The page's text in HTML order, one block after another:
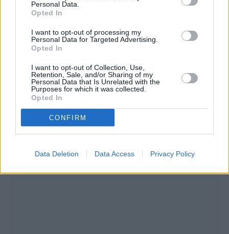
Personal Data.
Opted In
I want to opt-out of processing my
Personal Data for Targeted Advertising.
Opted In
I want to opt-out of Collection, Use,
Retention, Sale, and/or Sharing of my
Personal Data that Is Unrelated with the
Purposes for which it was collected.
Opted In
CONFIRM
Data Deletion Data Access Privacy Policy